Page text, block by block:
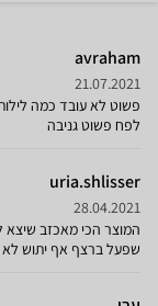
avraham
21.07.2021
לפח פשוט גניבה
uria.shlisser
28.04.2021
המוצר הכי מאכזב
שפעל ברצף אף יתוש לא